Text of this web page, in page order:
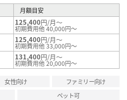
月額目安
125,400円/月～
初期費用他 40,000円～
125,400円/月～
初期費用他 33,000円～
131,400円/月～
初期費用他 20,000円～
女性向け
ファミリー向け
ペット可